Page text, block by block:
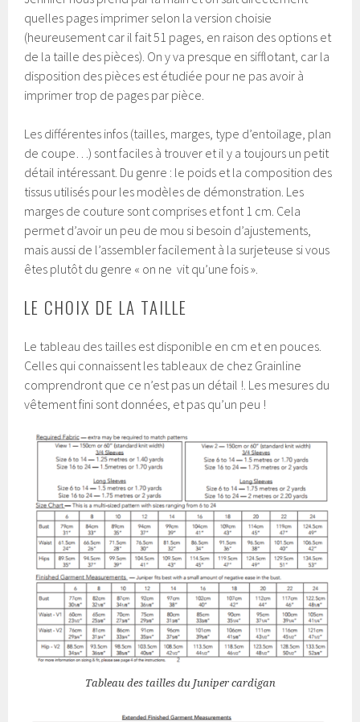
quelles pages imprimer selon la version choisie
(heureusement car il fait 51 pages, en raison des options et
de la taille des pièces). On y va presque en sifflotant, car la
disposition des pièces est étudiée pour ne pas avoir à
imprimer trop de pages par pièce.
Les différentes infos (tailles, marges, type d’entoilage, plan
de coupe…) sont faciles à trouver et il y a toujours un petit
détail intéressant. Du genre : le poids et la composition des
tissus utilisés pour les modèles de démonstration. Les
marges de couture sont comprises et font 1 cm. Cela
permet d’avoir un peu de mou si besoin d’ajustements,
mais aussi de l’assembler facilement à la surjeteuse si vous
êtes plutôt du genre « on ne vit qu’une fois ».
LE CHOIX DE LA TAILLE
Le tableau des tailles est disponible en cm et en pouces.
Celles qui connaissent les tableaux de chez Grainline
comprendront que ce n’est pas un détail !. Les mesures du
vêtement fini sont données, et pas qu’un peu !
Tableau des tailles du Juniper cardigan